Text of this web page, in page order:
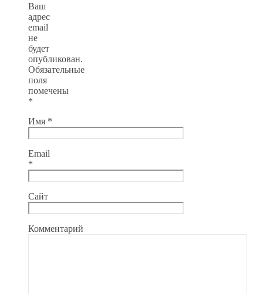
Ваш
адрес
email
не
будет
опубликован.
Обязательные
поля
помечены
*
Имя *
Email
*
Сайт
Комментарий